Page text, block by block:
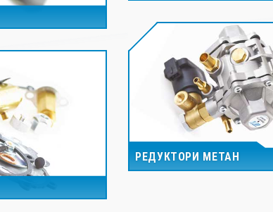
РЕДУКТОРИ МЕТАН